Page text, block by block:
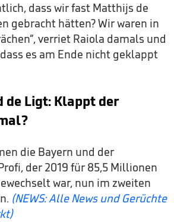
dass wir fast Matthijs de
gebracht hätten? Wir waren in
verriet Raiola damals und
es am Ende nicht geklappt
de Ligt: Klappt der
die Bayern und der
der 2019 für 85,5 Millionen
war, nun im zweiten
(NEWS: Alle News und Gerüchte